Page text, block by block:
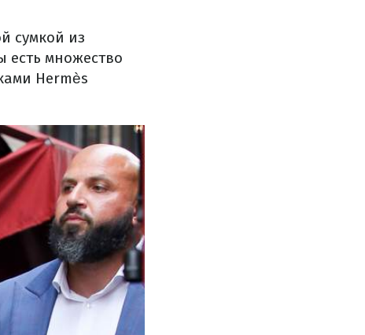
сумкой из
есть множество
Hermès